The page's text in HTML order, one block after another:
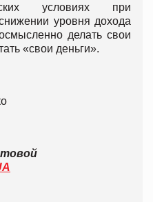
условиях при
уровня дохода
делать свои
«свои деньги».